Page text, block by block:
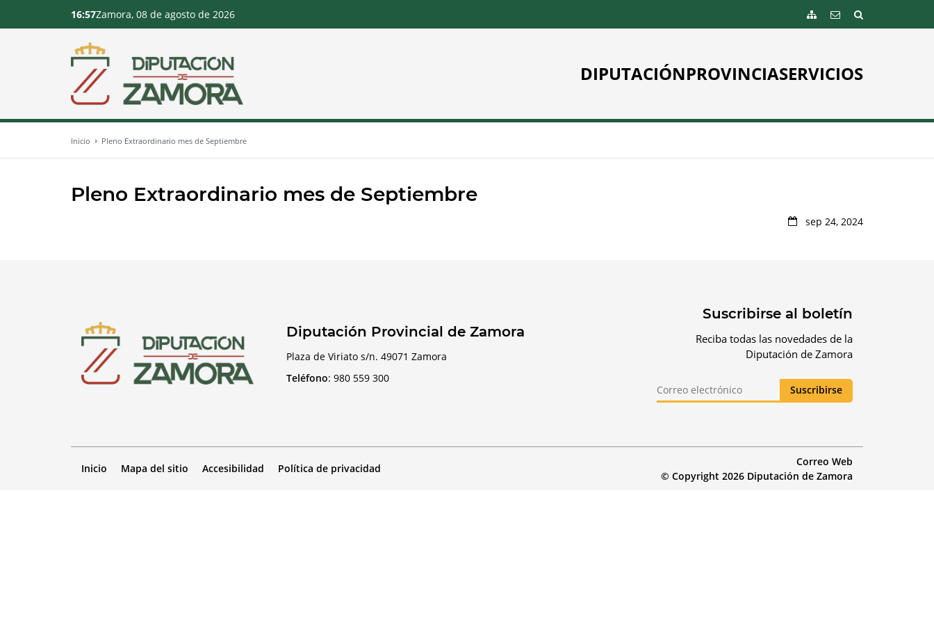
DIPUTACIÓNPROVINCIASERVICIOS
16:57Zamora, 08 de agosto de 2026
Inicio Pleno Extraordinario mes de Septiembre
Pleno Extraordinario mes de Septiembre
sep 24, 2024
Diputación Provincial de Zamora
Plaza de Viriato s/n. 49071 Zamora
Teléfono: 980 559 300
Suscribirse al boletín
Reciba todas las novedades de la
Diputación de Zamora
Inicio Mapa del sitio Accesibilidad Política de privacidad
Correo Web
© Copyright 2026 Diputación de Zamora